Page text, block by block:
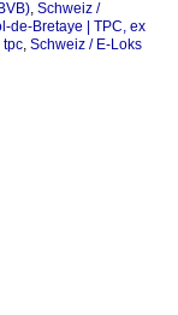
Schweiz /
de-Bretaye | TPC, ex
tpc Schweiz / E-Loks